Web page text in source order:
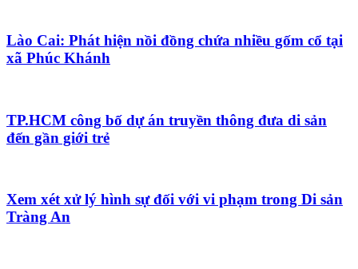
Lào Cai: Phát hiện nồi đồng chứa nhiều gốm cổ tại
xã Phúc Khánh
TP.HCM công bố dự án truyền thông đưa di sản
đến gần giới trẻ
Xem xét xử lý hình sự đối với vi phạm trong Di sản
Tràng An